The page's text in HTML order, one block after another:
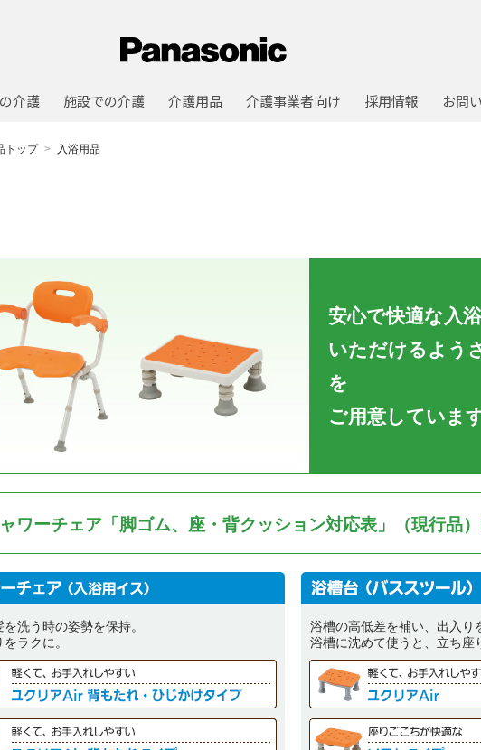
介護 施設での介護 介護用品 介護事業者向け 採用情報 お問
トップ 入浴用品
安心で快適な入
いただけるよう
を
ご用意しています
ワーチェア「脚ゴム、座・背クッション対応表」（現行品
洗う時の姿勢を保持。
ラクに。
浴槽の高低差を補い、出入り
浴槽に沈めて使うと、立ち座